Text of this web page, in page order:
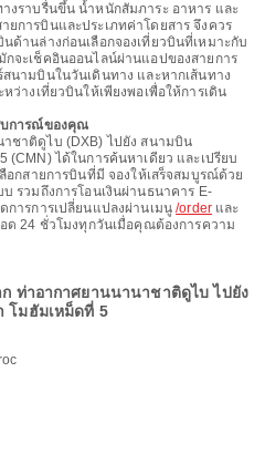
งราบรื่นขึ้น น้ำหนักสัมภาระ อาหาร และ
ยการบินและประเภทค่าโดยสาร จึงควร
ด้านล่างก่อนเลือกจองเที่ยวบินที่เหมาะกับ
จะเช็คอินออนไลน์ผ่านแอปของสายการ
นามบินในวันเดินทาง และหากเส้นทาง
ว่างเที่ยวบินให้เพียงพอเพื่อให้การเดิน
บการณ์ของคุณ
ชาติดูไบ (DXB) ไปยัง สนามบิน
ได้ในการค้นหาเดียว และเปรียบ
อกสายการบินที่มี จองให้เสร็จสมบูรณ์ด้วย
รวมถึงการโอนเงินผ่านธนาคาร E-
ารการเปลี่ยนแปลงผ่านเมนู/orderและ
24 ชั่วโมงทุกวันเมื่อคุณต้องการความ
ท่าอากาศยานนานาชาติดูไบ ไปยัง
โมฮัมเหม็ดที่ 5